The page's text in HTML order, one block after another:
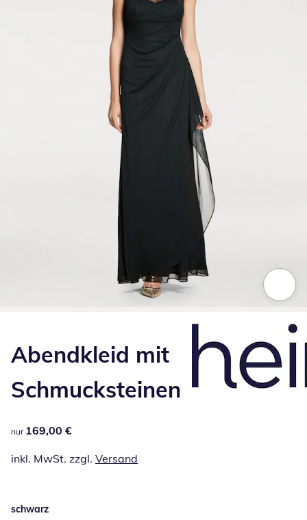
Abendkleid mit
Schmucksteinen
169,00 €
nur 169,00 €
inkl. MwSt. zzgl. Versand
schwarz